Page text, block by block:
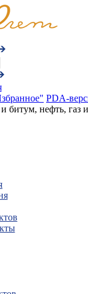
PDA-
нефть,